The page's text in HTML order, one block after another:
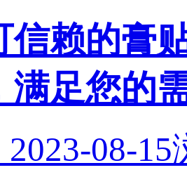
信赖的膏
满足您的
08-15